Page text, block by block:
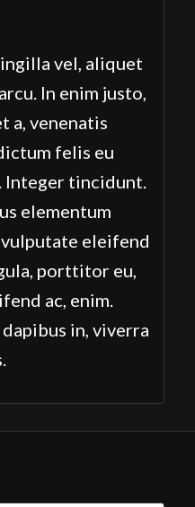
vel, aliquet
In enim justo,
a, venenatis
felis eu
Integer tincidunt.
elementum
vulputate eleifend
porttitor eu,
ac, enim.
in, viverra